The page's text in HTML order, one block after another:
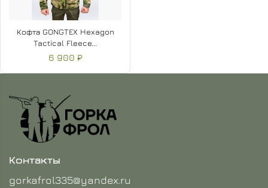
Кофта GONGTEX Hexagon
Tactical Fleece...
6 900 ₽
Контакты
gorkafrol335@yandex.ru